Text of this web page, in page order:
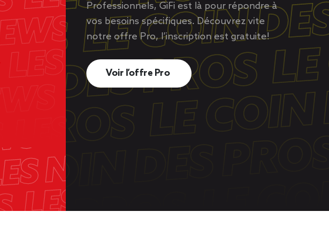
Professionnels, GiFi est là pour répondre à
vos besoins spécifiques. Découvrez vite
notre offre Pro, l’inscription est gratuite!
Voir l’offre Pro